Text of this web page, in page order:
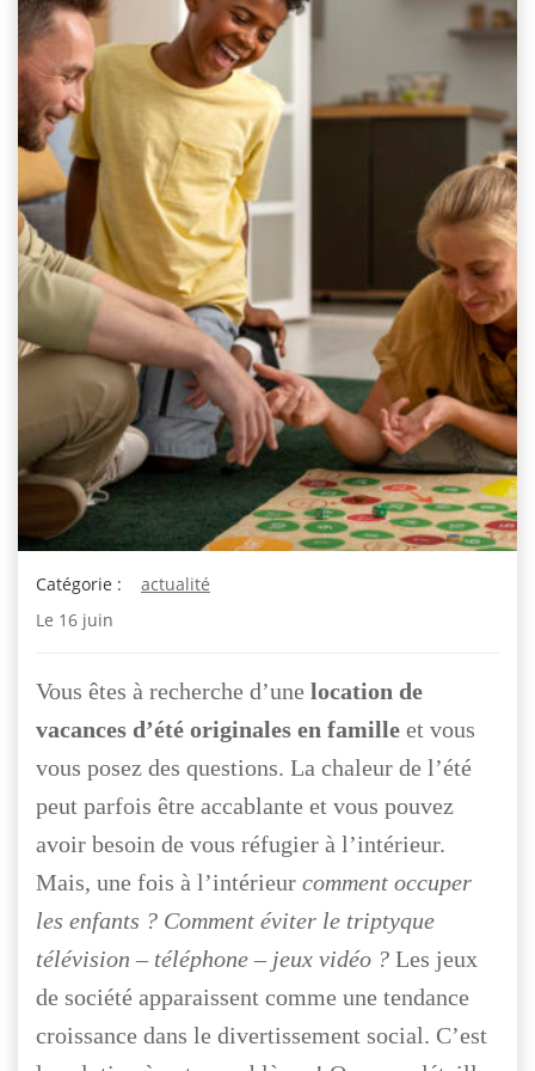
Catégorie :
actualité
Le 16 juin
Vous êtes à recherche d’une location de
vacances d’été originales en famille et vous
vous posez des questions. La chaleur de l’été
peut parfois être accablante et vous pouvez
avoir besoin de vous réfugier à l’intérieur.
Mais, une fois à l’intérieur comment occuper
les enfants ? Comment éviter le triptyque
télévision – téléphone – jeux vidéo ? Les jeux
de société apparaissent comme une tendance
croissance dans le divertissement social. C’est